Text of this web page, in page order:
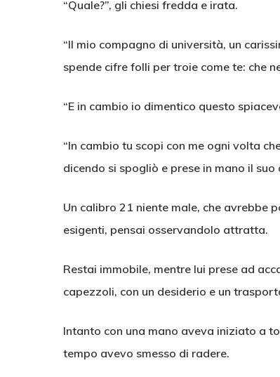
“Quale?”, gli chiesi fredda e irata.
“Il mio compagno di università, un
spende cifre folli per troie come te: che
“E in cambio io dimentico questo
“In cambio tu scopi con me ogni volta
dicendo si spogliò e prese in mano il
Un calibro 21 niente male, che avrebbe
esigenti, pensai osservandolo attratta.
Restai immobile, mentre lui prese ad
capezzoli, con un desiderio e un
Intanto con una mano aveva iniziato a
tempo avevo smesso di radere.